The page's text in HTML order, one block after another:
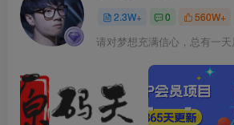
2.3W+ 0 560W+